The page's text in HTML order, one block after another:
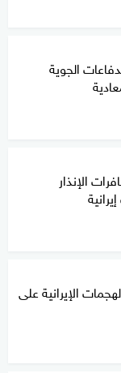
الجوية
الإنذار
الإيرانية على